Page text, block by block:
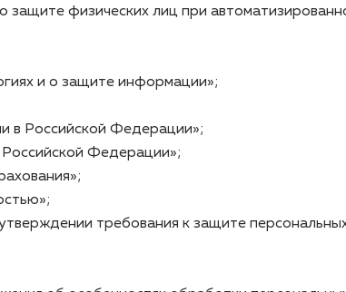
физических лиц при
и о защите информации»;
в Российской Федерации»;
Федерации»;
требования к защите